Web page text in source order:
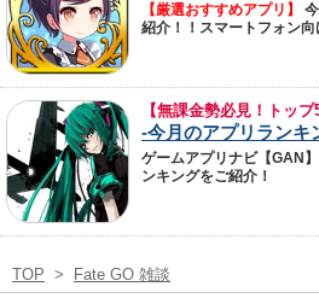
【厳選おすすめアプリ】
紹介！！スマートフォン
【無課金勢必見！トップ5
-今月のアプリランキ
ゲームアプリナビ【GAN
ンキングをご紹介！
TOP > Fate GO 雑談